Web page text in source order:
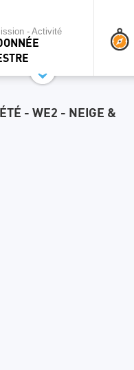
- Activité
- WE2 - NEIGE &